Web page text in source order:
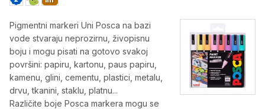
Pigmentni markeri Uni Posca na bazi
vode stvaraju neprozirnu, živopisnu
boju i mogu pisati na gotovo svakoj
površini: papiru, kartonu, paus papiru,
kamenu, glini, cementu, plastici, metalu,
drvu, tkanini, staklu, platnu...
Različite boje Posca markera mogu se